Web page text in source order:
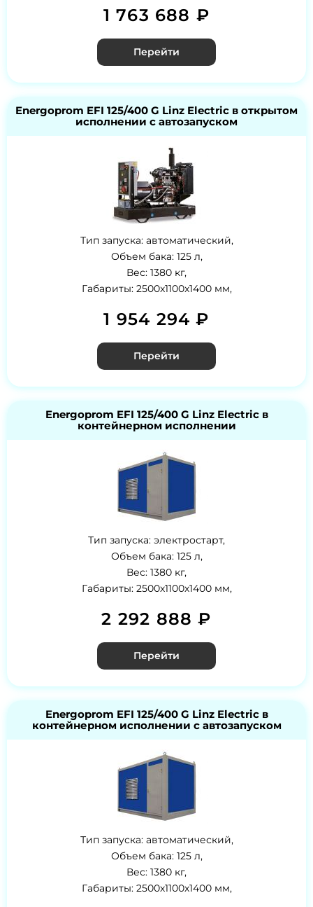
1 763 688 ₽
Перейти
Energoprom EFI 125/400 G Linz Electric в открытом
исполнении с автозапуском
Тип запуска: автоматический,
Объем бака: 125 л,
Вес: 1380 кг,
Габариты: 2500x1100x1400 мм,
1 954 294 ₽
Перейти
Energoprom EFI 125/400 G Linz Electric в
контейнерном исполнении
Тип запуска: электростарт,
Объем бака: 125 л,
Вес: 1380 кг,
Габариты: 2500х1100х1400 мм,
2 292 888 ₽
Перейти
Energoprom EFI 125/400 G Linz Electric в
контейнерном исполнении с автозапуском
Тип запуска: автоматический,
Объем бака: 125 л,
Вес: 1380 кг,
Габариты: 2500х1100х1400 мм,